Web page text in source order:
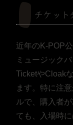
チケッ
近年のK-POP
ミュージック
TicketやCloak
ます。特に注
ルで、購入者
ても、入場時